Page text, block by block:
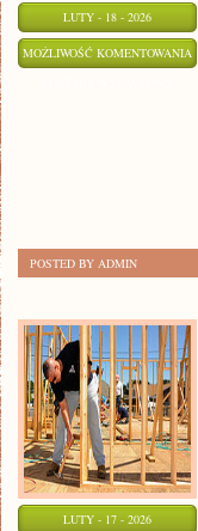
LUTY - 18 - 2026
MOŻLIWOŚĆ KOMENTOWANIA
POSTED BY ADMIN
LUTY - 17 - 2026